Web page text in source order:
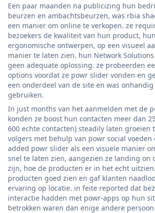
Een paar maanden na publicizing hun
beurzen en ambachtsbeurzen, was rbia
een manier om online te verkopen. ze
bezoekers de kwaliteit van hun product,
ergonomische ontwerpen, op een visueel
manier te laten zien. hun Network
geen adequate oplossing. ze probeerden
options voordat ze powr slider vonden en
een onderdeel van de site en was
gebruiken.
In just months van het aanmelden met de
konden ze boost hun contacten meer dan
600 echte contacten) steadily laten groeien
volgers met behulp van powr social voeden
added powr slider als een visuele manier
snel te laten zien, aangezien ze landing on
zijn, hoe de producten er in het echt
producten goed zien en gaf klanten
ervaring op locatie. in feite reported dat
interactie hadden met powr-apps op hun
betrokken waren dan enige andere